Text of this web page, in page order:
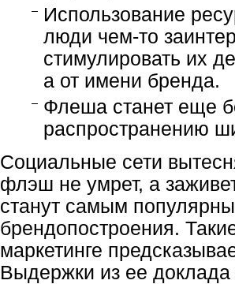
Использование
люди чем-то
стимулировать их
а от имени бренда.
Флеша станет еще
распространению
Социальные сети
флэш не умрет, а
станут самым
брендопостроения.
маркетинге
Выдержки из ее